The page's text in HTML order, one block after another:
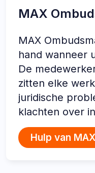
MAX
MAX
hand wanneer
De
zitten elke
juridische
klachten over
Hulp van